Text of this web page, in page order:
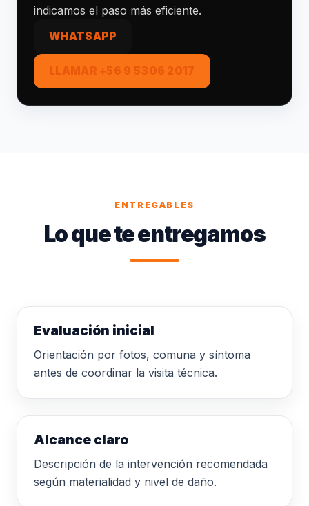
indicamos el paso más eficiente.
WHATSAPP
LLAMAR +56 9 5306 2017
ENTREGABLES
Lo que te entregamos
Evaluación inicial
Orientación por fotos, comuna y síntoma
antes de coordinar la visita técnica.
Alcance claro
Descripción de la intervención recomendada
según materialidad y nivel de daño.